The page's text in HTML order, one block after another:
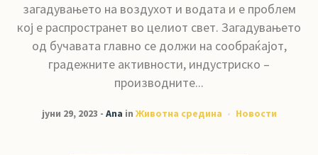
загадувањето на воздухот и водата и е проблем
кој е распространет во целиот свет. Загадувањето
од бучавата главно се должи на сообраќајот,
градежните активности, индустриско –
производните...
јуни 29, 2023 Ana in Животна средина Новости